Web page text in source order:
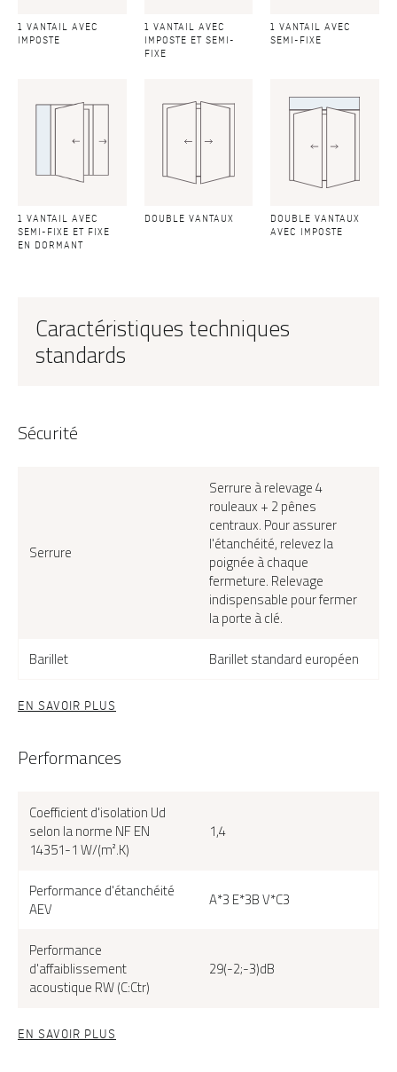
SEGOVIA 2, face extérieure gris 9006 texturé
1 VANTAIL AVEC
IMPOSTE
1 VANTAIL AVEC
IMPOSTE ET SEMI-
FIXE
1 VANTAIL AVEC
SEMI-FIXE
1 VANTAIL AVEC
SEMI-FIXE ET FIXE
EN DORMANT
DOUBLE VANTAUX
DOUBLE VANTAUX
AVEC IMPOSTE
Caractéristiques techniques
standards
Sécurité
Serrure
Serrure à relevage 4
rouleaux + 2 pênes
centraux. Pour assurer
l'étanchéité, relevez la
poignée à chaque
fermeture. Relevage
indispensable pour fermer
la porte à clé.
Barillet
Barillet standard européen
EN SAVOIR PLUS
Performances
Coefficient d'isolation Ud
selon la norme NF EN
14351-1 W/(m².K)
1,4
Performance d'étanchéité
AEV
A*3 E*3B V*C3
Performance
d'affaiblissement
acoustique RW (C:Ctr)
29(-2;-3)dB
EN SAVOIR PLUS